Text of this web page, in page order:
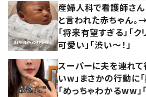
産婦人科で看護師さん
と言われた赤ちゃん
「将来有望すぎる」「
可愛い」「渋い～！」
スーパーに夫を連れて
いw」まさかの行動に「
「めっちゃわかるww」